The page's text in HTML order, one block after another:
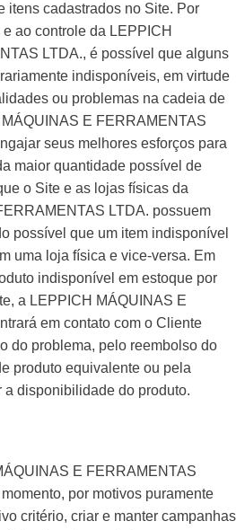
itens cadastrados no Site. Por
ao controle da LEPPICH
LTDA., é possível que alguns
indisponíveis, em virtude
ou problemas na cadeia de
E FERRAMENTAS
seus melhores esforços para
maior quantidade possível de
o Site e as lojas físicas da
LTDA. possuem
possível que um item indisponível
uma loja física e vice-versa. Em
indisponível em estoque por
a LEPPICH MÁQUINAS E
em contato com o Cliente
do problema, pelo reembolso do
produto equivalente ou pela
disponibilidade do produto.
E FERRAMENTAS
por motivos puramente
critério, criar e manter campanhas